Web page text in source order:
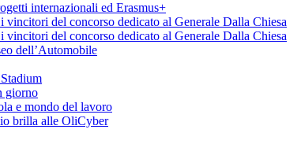
internazionali ed Erasmus+
del concorso dedicato al Generale Dalla Chiesa
del concorso dedicato al Generale Dalla Chiesa
dell’Automobile
giorno
e mondo del lavoro
brilla alle OliCyber